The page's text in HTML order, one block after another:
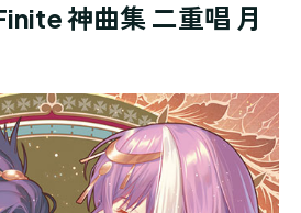
神曲集 二重唱 月